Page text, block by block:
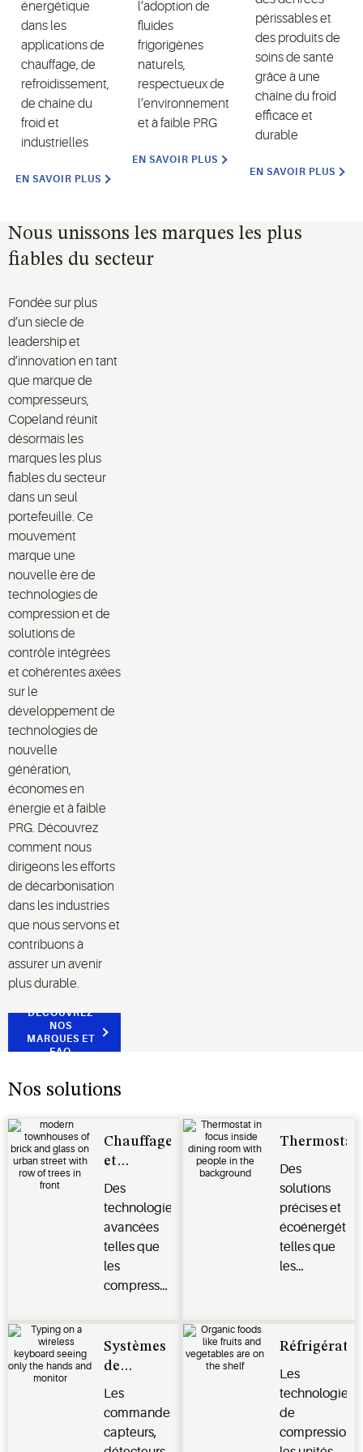
énergétique
dans les
applications de
chauffage, de
refroidissement,
de chaîne du
froid et
industrielles
EN SAVOIR PLUS
l’adoption de
fluides
frigorigènes
naturels,
respectueux de
l’environnement
et à faible PRG
EN SAVOIR PLUS
périssables et
des produits de
soins de santé
grâce à une
chaîne du froid
efficace et
durable
EN SAVOIR PLUS
Nous unissons les marques les plus
fiables du secteur
Fondée sur plus
d’un siècle de
leadership et
d’innovation en tant
que marque de
compresseurs,
Copeland réunit
désormais les
marques les plus
fiables du secteur
dans un seul
portefeuille. Ce
mouvement
marque une
nouvelle ère de
technologies de
compression et de
solutions de
contrôle intégrées
et cohérentes axées
sur le
développement de
technologies de
nouvelle
génération,
économes en
énergie et à faible
PRG. Découvrez
comment nous
dirigeons les efforts
de décarbonisation
dans les industries
que nous servons et
contribuons à
assurer un avenir
plus durable.
DÉCOUVREZ
NOS
MARQUES ET
FAQ
Nos solutions
Chauffage
et
climatisation
Des
technologies
avancées
telles que
les
compresseurs
à deux
étages et à
confort,
Des
solutions
précises et
telles que
les
systèmes
Systèmes
de
contrôle
gestion
Les
commandes,
capteurs,
Les
technologies
de
compression,